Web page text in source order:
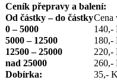
Ceník přepravy a balení:
Od částky – do částkyCena
0 – 5000
140,-
5000 – 12500
180,-
12500 – 25000
220,-
nad 25000
260,-
Dobírka:
35,-